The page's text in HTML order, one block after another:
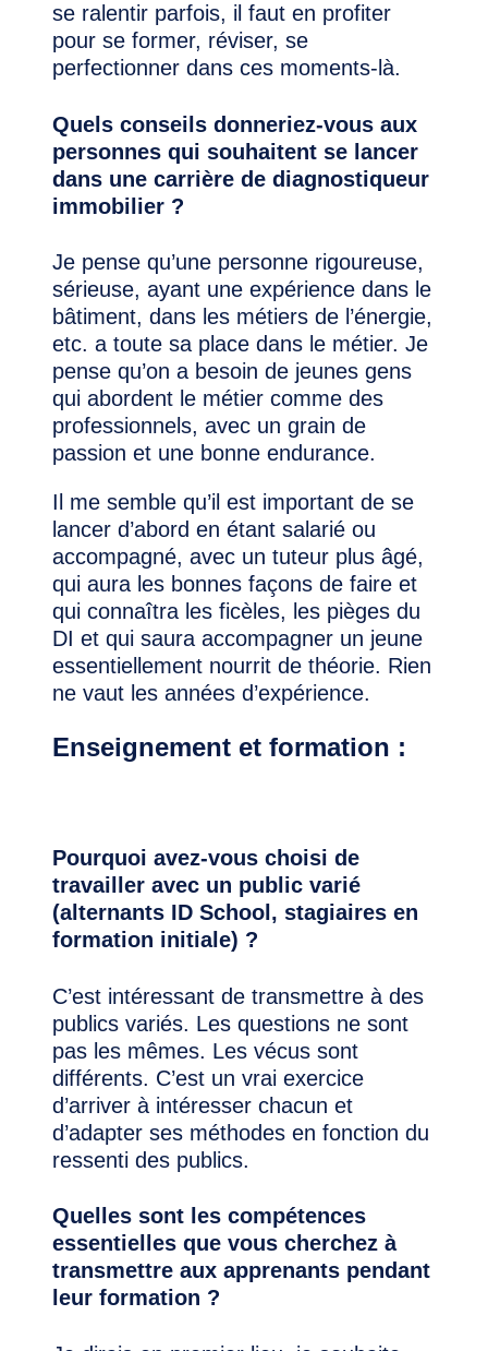
se ralentir parfois, il faut en profiter
pour se former, réviser, se
perfectionner dans ces moments-là.
Quels conseils donneriez-vous aux
personnes qui souhaitent se lancer
dans une carrière de diagnostiqueur
immobilier ?
Je pense qu’une personne rigoureuse,
sérieuse, ayant une expérience dans le
bâtiment, dans les métiers de l’énergie,
etc. a toute sa place dans le métier. Je
pense qu’on a besoin de jeunes gens
qui abordent le métier comme des
professionnels, avec un grain de
passion et une bonne endurance.
Il me semble qu’il est important de se
lancer d’abord en étant salarié ou
accompagné, avec un tuteur plus âgé,
qui aura les bonnes façons de faire et
qui connaîtra les ficèles, les pièges du
DI et qui saura accompagner un jeune
essentiellement nourrit de théorie. Rien
ne vaut les années d’expérience.
Enseignement et formation :
Pourquoi avez-vous choisi de
travailler avec un public varié
(alternants ID School, stagiaires en
formation initiale) ?
C’est intéressant de transmettre à des
publics variés. Les questions ne sont
pas les mêmes. Les vécus sont
différents. C’est un vrai exercice
d’arriver à intéresser chacun et
d’adapter ses méthodes en fonction du
ressenti des publics.
Quelles sont les compétences
essentielles que vous cherchez à
transmettre aux apprenants pendant
leur formation ?